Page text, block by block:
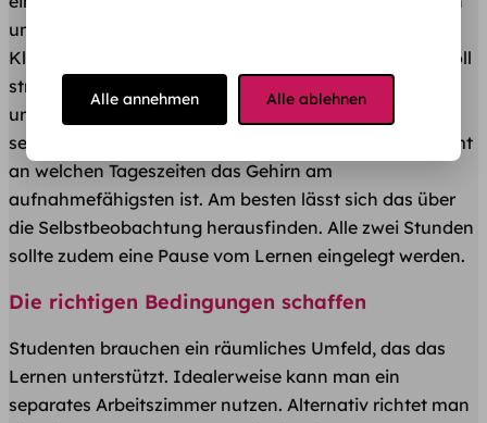
und vermeidet das Aufschieben. Die unterschiedlichen
Klausuren-Themen können innerhalb des Plans sinnvoll
strukturiert werden. Zugleich lassen sich Pufferzeiten
und Pausen einfach handhaben. Dabei ist es wichtig
seinen eigenen Biorhythmus zu finden. Dieser bestimmt
an welchen Tageszeiten das Gehirn am
aufnahmefähigsten ist. Am besten lässt sich das über
die Selbstbeobachtung herausfinden. Alle zwei Stunden
sollte zudem eine Pause vom Lernen eingelegt werden.
Die richtigen Bedingungen schaffen
Studenten brauchen ein räumliches Umfeld, das das
Lernen unterstützt. Idealerweise kann man ein
separates Arbeitszimmer nutzen. Alternativ richtet man
Alle annehmen Alle ablehnen